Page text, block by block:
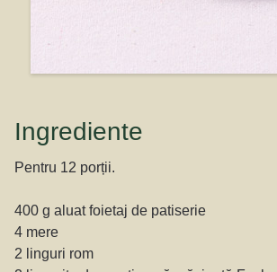
Ingrediente
Pentru 12 porții.
400 g aluat foietaj de patiserie
4 mere
2 linguri rom